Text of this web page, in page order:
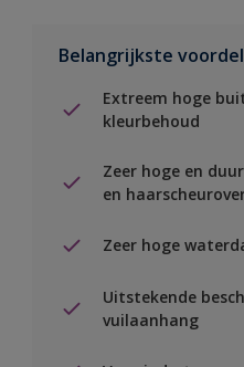
Belangrijkste
Extreem hoge
kleurbehoud
Zeer hoge en
en
Zeer hoge
Uitstekende
vuilaanhang